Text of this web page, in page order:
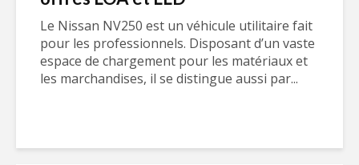
Le Nissan NV250 est un véhicule utilitaire fait
pour les professionnels. Disposant d’un vaste
espace de chargement pour les matériaux et
les marchandises, il se distingue aussi par...